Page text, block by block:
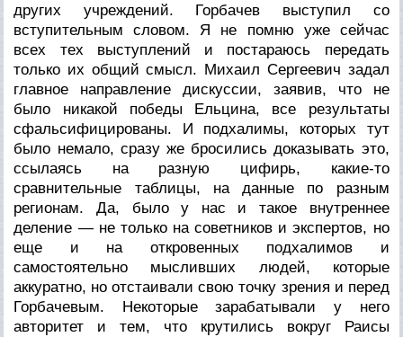
других учреждений. Горбачев выступил со
вступительным словом. Я не помню уже сейчас
всех тех выступлений и постараюсь передать
только их общий смысл. Михаил Сергеевич задал
главное направление дискуссии, заявив, что не
было никакой победы Ельцина, все результаты
сфальсифицированы. И подхалимы, которых тут
было немало, сразу же бросились доказывать это,
ссылаясь на разную цифирь, какие-то
сравнительные таблицы, на данные по разным
регионам. Да, было у нас и такое внутреннее
деление — не только на советников и экспертов, но
еще и на откровенных подхалимов и
самостоятельно мысливших людей, которые
аккуратно, но отстаивали свою точку зрения и перед
Горбачевым. Некоторые зарабатывали у него
авторитет и тем, что крутились вокруг Раисы